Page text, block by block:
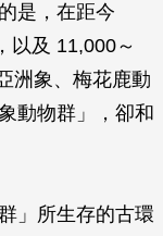
是，在距今
以及 11,000～
洲象、梅花鹿動
動物群」，卻和
」所生存的古環